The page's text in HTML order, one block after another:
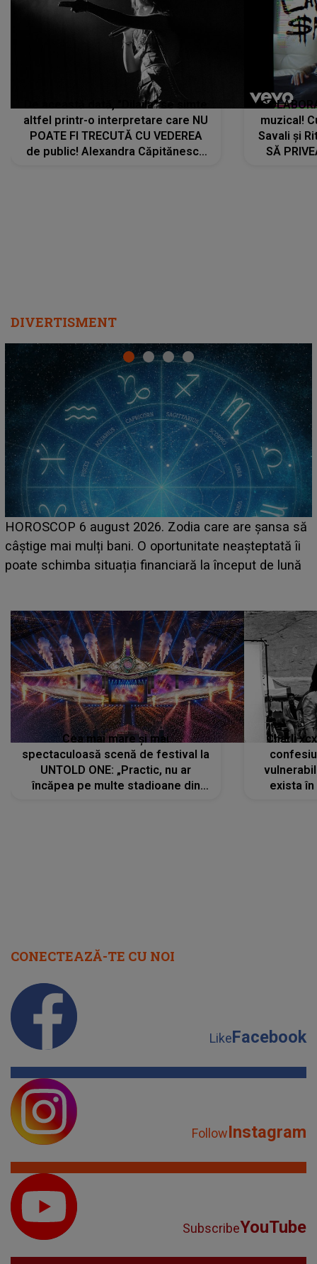
De această dată, "Dilaila" se simte
altfel printr-o interpretare care NU
POATE FI TRECUTĂ CU VEDEREA
de public! Alexandra Căpitănescu
muzical!
Savali și
SĂ
DIVERTISMENT
LINE-UP UNTOLD ONE, prima zi. Cine sunt artiștii
care deschid festivalul și de la ce ore au loc cele mai
așteptate concerte pe scena principală?
Cea mai mare și mai
spectaculoasă scenă de festival la
UNTOLD ONE: „Practic, nu ar
încăpea pe multe stadioane din
Charli
exista
CONECTEAZĂ-TE CU NOI
LikeFacebook
FollowInstagram
SubscribeYouTube